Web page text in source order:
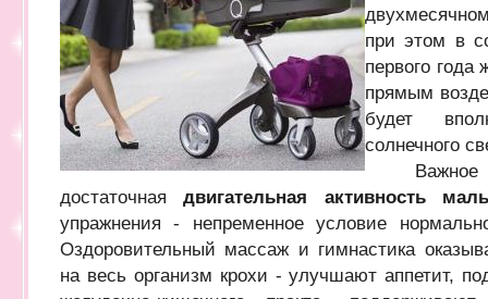
при этом в
первого
прямым
будет
солнечного
Важное
достаточнаядвигательная активность
упражнения - непременное условие
Оздоровительный массаж и гимнастика
на весь организм крохи - улучшают аппетит,